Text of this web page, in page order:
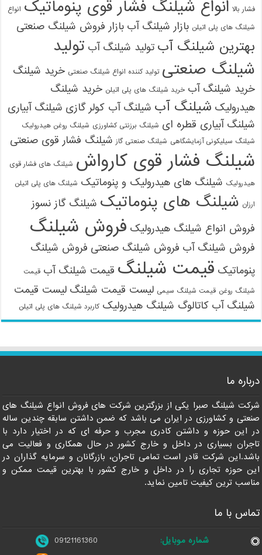
فشار بالا انواع شیلنگ فشار قوی پنوماتیک انواع
شیلنگ های پلی اتیلن بازار شیلنگ آب بازار فروش شیلنگ صنعتی
بهترین شیلنگ آب تولید شیلنگ آب تولید
شیلنگ صنعتی تولید کننده انواع شیلنگ صنعتی خرید شیلنگ
خرید شیلنگ آب خرید شیلنگ های پلی اتیلن خرید شیلنگ
هیدرولیک شیلنگ آب شیلنگ آب کولر گازی شیلنگ آبیاری
شیلنگ آبیاری قطره ای شیلنگ برزنتی کشاورزی شیلنگ روغن هیدرولیک
شیلنگ سیلیکونی آزمایشگاهی شیلنگ صنعتی گاز شیلنگ فشار قوی صنعتی
شیلنگ فشار قوی کارواش شیلنگ های فشار قوی
هیدرولیک شیلنگ های هیدرولیک و پنوماتیک شیلنگ های پلی اتیلن
ارزان شیلنگ های پنوماتیک شیلنگ گاز نسوز
فروش انواع شیلنگ هیدرولیک فروش شیلنگ
فروش شیلنگ آب فروش شیلنگ صنعتی فروش شیلنگ
پنوماتیک قیمت شیلنگ قیمت شیلنگ آب قیمت
شیلنگ روغن قیمت شیلنگ سیمی لیست قیمت شیلنگ لیست قیمت
شیلنگ آب کاتالوگ شیلنگ هیدرولیک کاربرد شیلنگ های پلی اتیلن
درباره ما
شرکت شیلنگ صبرا یکی از بزرگترین شرکت های فروش انواع شیلنگ های
صنعتی و کشاورزی در ایران می باشد که ضمن داشتن سابقه چندین ساله
در این حوزه و داشتن کادری مجرب و حرفه ای که در اختیار دارد با
تاجران بسیاری در داخل و خارج کشور در حال همکاری و فعالیت می
باشد.این شرکت قادر است تمامی تاجران، بازرگانان و سرمایه گذاران در
این حوزه تجاری را در داخل و خارج کشور با بهترین قیمت ممکن و
مناسب ترین کیفیت تامین نماید.
تماس با ما
شماره موبایل:
09121161360